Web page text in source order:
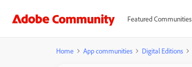
Featured Communities
Home App communities Digital Editions